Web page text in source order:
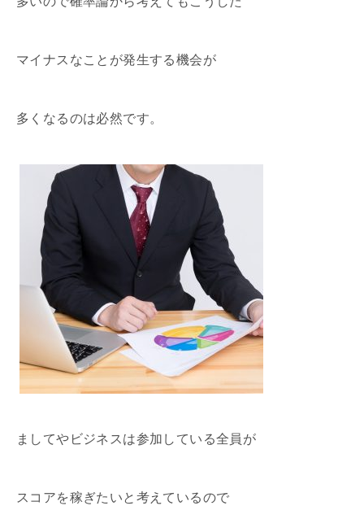
マイナスなことが発生する機会が
多くなるのは必然です。
ましてやビジネスは参加している全員が
スコアを稼ぎたいと考えているので